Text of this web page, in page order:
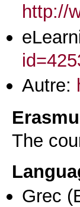
http://
Autre:
The
Grec